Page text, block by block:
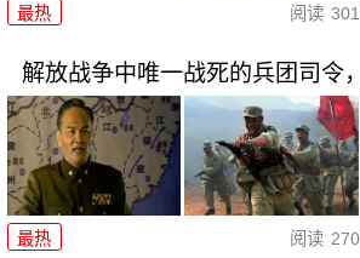
最热 阅读
解放战争中唯一战死的兵团司令
最热 阅读